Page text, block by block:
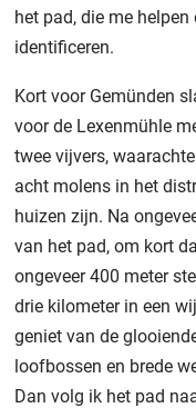
het pad, die me
identificeren.
Kort voor Gemünden
voor de Lexenmühle
twee vijvers,
acht molens in het
huizen zijn. Na
van het pad, om kort
ongeveer 400 meter
drie kilometer in een
geniet van de
loofbossen en brede
Dan volg ik het pad